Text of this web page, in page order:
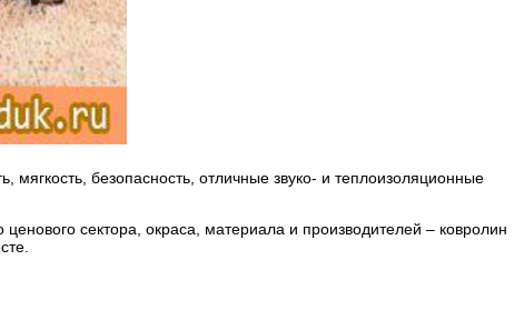
безопасность, отличные звуко- и теплоизоляционные
сектора, окраса, материала и производителей – ковролин